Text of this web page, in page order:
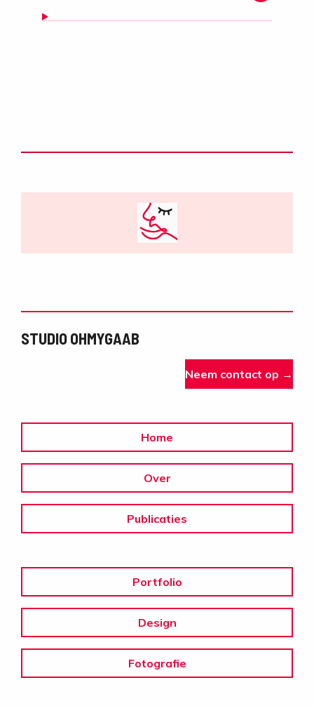
STUDIO OHMYGAAB
Neem contact op →
Home
Over
Publicaties
Portfolio
Design
Fotografie